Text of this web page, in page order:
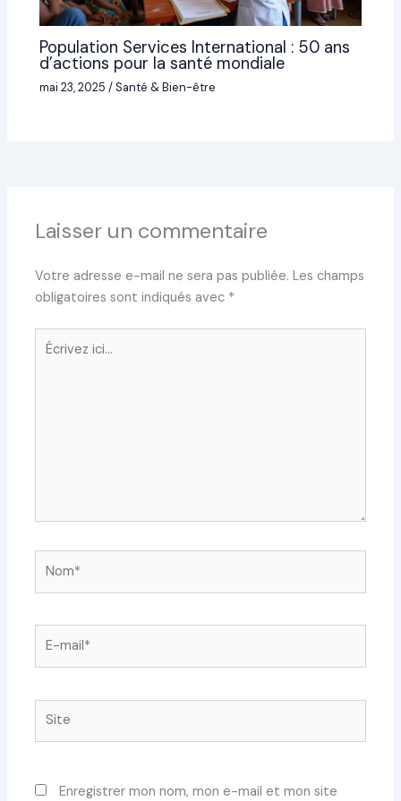
Population Services International : 50 ans
d’actions pour la santé mondiale
mai 23, 2025/Santé & Bien-être
Laisser un commentaire
Votre adresse e-mail ne sera pas publiée. Les champs
obligatoires sont indiqués avec *
Écrivez
ici…
mail*
Enregistrer mon nom, mon e-mail et mon site